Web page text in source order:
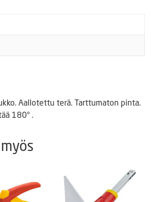
Aallotettu terä. Tarttumaton pinta.
180° .